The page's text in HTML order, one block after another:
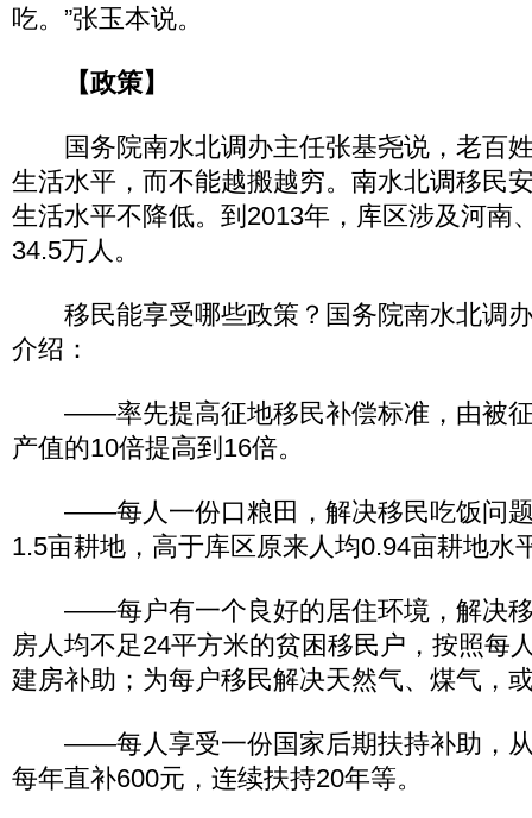
吃。”张玉本说。
【政策】
国务院南水北调办主任张基尧说，老百
生活水平，而不能越搬越穷。南水北调移民
生活水平不降低。到2013年，库区涉及河南
34.5万人。
移民能享受哪些政策？国务院南水北调
介绍：
——率先提高征地移民补偿标准，由被征
产值的10倍提高到16倍。
——每人一份口粮田，解决移民吃饭问
1.5亩耕地，高于库区原来人均0.94亩耕地水
——每户有一个良好的居住环境，解决移
房人均不足24平方米的贫困移民户，按照每
建房补助；为每户移民解决天然气、煤气，
——每人享受一份国家后期扶持补助，从
每年直补600元，连续扶持20年等。